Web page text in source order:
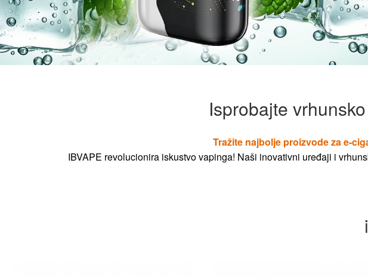
Isprobajte
Tražite najbolje proizvode za e-
IBVAPE revolucionira iskustvo vapinga! Naši inovativni uređaji i